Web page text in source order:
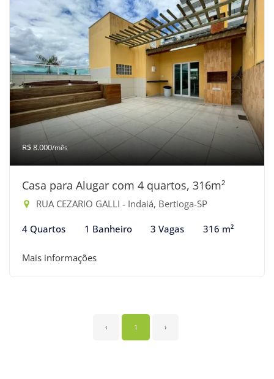
R$ 8.000/mês
Casa para Alugar com 4 quartos, 316m²
RUA CEZARIO GALLI - Indaiá, Bertioga-SP
4 Quartos 1 Banheiro 3 Vagas 316 m²
Mais informações
‹ 1 ›